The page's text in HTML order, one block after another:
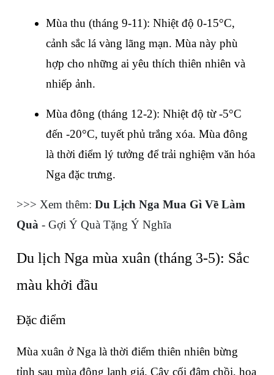
Mùa thu (tháng 9-11): Nhiệt độ 0-15°C,
cảnh sắc lá vàng lãng mạn. Mùa này phù
hợp cho những ai yêu thích thiên nhiên và
nhiếp ảnh.
Mùa đông (tháng 12-2): Nhiệt độ từ -5°C
đến -20°C, tuyết phủ trắng xóa. Mùa đông
là thời điểm lý tưởng để trải nghiệm văn hóa
Nga đặc trưng.
>>> Xem thêm: Du Lịch Nga Mua Gì Về Làm
Quà - Gợi Ý Quà Tặng Ý Nghĩa
Du lịch Nga mùa xuân (tháng 3-5): Sắc
màu khởi đầu
Đặc điểm
Mùa xuân ở Nga là thời điểm thiên nhiên bừng
tỉnh sau mùa đông lạnh giá. Cây cối đâm chồi, hoa